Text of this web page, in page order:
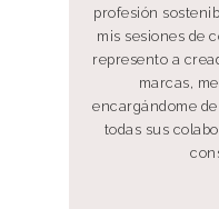
profesión
mis sesiones de
represento a
marcas,
encargándome
todas sus